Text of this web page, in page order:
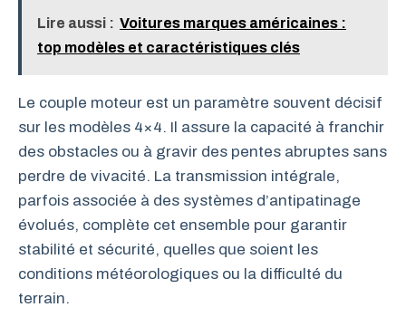
Lire aussi : Voitures marques américaines :
top modèles et caractéristiques clés
Le couple moteur est un paramètre souvent décisif
sur les modèles 4×4. Il assure la capacité à franchir
des obstacles ou à gravir des pentes abruptes sans
perdre de vivacité. La transmission intégrale,
parfois associée à des systèmes d’antipatinage
évolués, complète cet ensemble pour garantir
stabilité et sécurité, quelles que soient les
conditions météorologiques ou la difficulté du
terrain.